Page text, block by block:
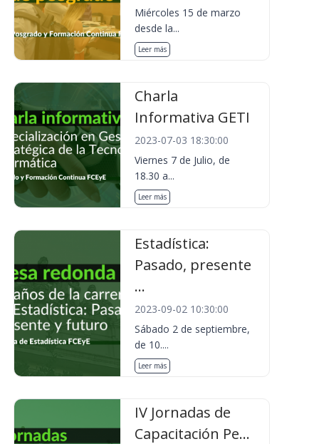
Miércoles 15 de marzo
desde la...
Leer más
Charla
Informativa GETI
2023-07-03 18:30:00
Viernes 7 de Julio, de
18.30 a...
Leer más
Estadística:
Pasado, presente
...
2023-09-02 10:30:00
Sábado 2 de septiembre,
de 10....
Leer más
IV Jornadas de
Capacitación Pe...